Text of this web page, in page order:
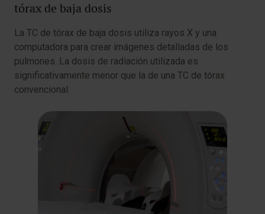
tórax de baja dosis
La TC de tórax de baja dosis utiliza rayos X y una
computadora para crear imágenes detalladas de los
pulmones. La dosis de radiación utilizada es
significativamente menor que la de una TC de tórax
convencional.